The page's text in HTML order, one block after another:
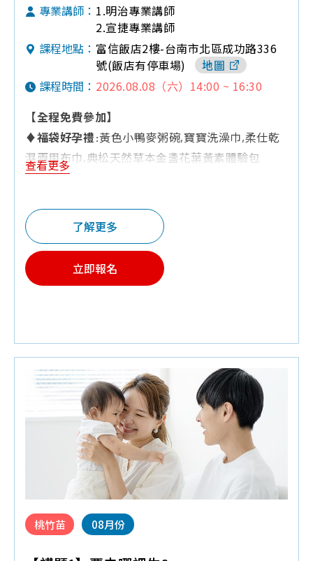
專業講師： 1.明治專業講師
2.宣捷專業講師
課程地點： 富信飯店2樓-台南市北區成功路336
號(飯店有停車場)
地圖
課程時間： 2026.08.08（六）14:00 ~ 16:30
【全程免費參加】
♦福袋好孕禮:黃色小鴨麥粥碗,寶寶洗澡巾,柔仕乾
濕兩用布巾,典松天然草本金盞花葉黃素體驗包
♦Q&A有獎禮:
廊試用包,香草奶嘴,童書
♦
棉質嬰兒紗布衣,嬰兒可愛防水兜兜1
個
♦
培寶溢乳墊+擠乳袋
查看更多
了解更多
立即報名
桃竹苗 08月份